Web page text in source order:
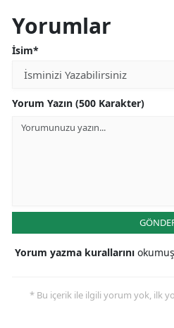
Yorumlar
İsim*
Yorum Yazın (500 Karakter)
Yorum yazma kurallarını
* Bu içerik ile ilgili yorum yok, ilk